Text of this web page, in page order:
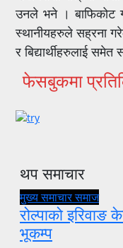
उनले भने । बाफिकोट
स्थानीयहरुले सह्रना
र बिद्यार्थीहरुलाई समेत
फेसबुकमा
थप समाचार
मुख्य समाचारसमाज
रोल्पाको इरिवाङ
भूकम्प